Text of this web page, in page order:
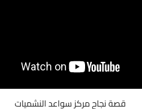
قصة نجاح مركز سواعد النشميات